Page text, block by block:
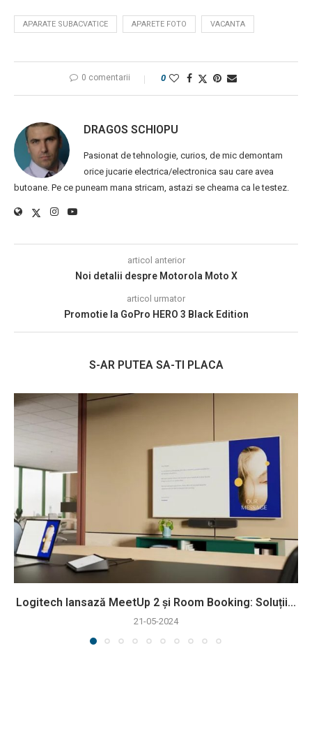
APARATE SUBACVATICE APARETE FOTO VACANTA
0 comentarii 0
DRAGOS SCHIOPU
Pasionat de tehnologie, curios, de mic demontam
orice jucarie electrica/electronica sau care avea
butoane. Pe ce puneam mana stricam, astazi se cheama ca le testez.
articol anterior
Noi detalii despre Motorola Moto X
articol urmator
Promotie la GoPro HERO 3 Black Edition
S-AR PUTEA SA-TI PLACA
Logitech lansază MeetUp 2 și Room Booking: Soluții...
21-05-2024